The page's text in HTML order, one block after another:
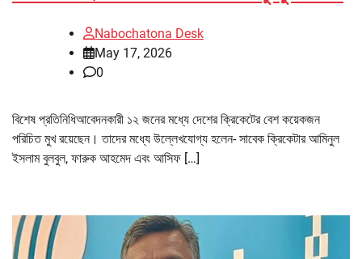
Nabochatona Desk
May 17, 2026
0
বিশেষ প্রতিনিধিআবেদনকারী ১২ জনের মধ্যে দেশের ক্রিকেটের বেশ কয়েকজন
পরিচিত মুখ রয়েছেন। তাদের মধ্যে উল্লেখযোগ্য হলেন- সাবেক ক্রিকেটার আমিনুল
ইসলাম বুলবুল, ফারুক আহমেদ এবং আসিফ […]